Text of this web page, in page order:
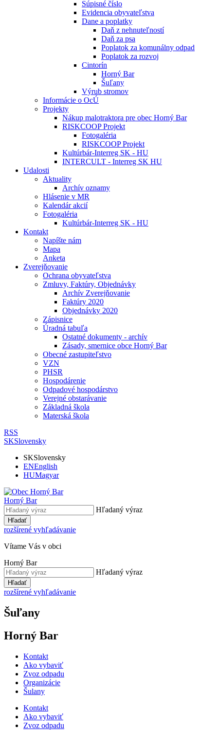
Súpisné číslo
Evidencia obyvateľstva
Dane a poplatky
Daň z nehnuteľností
Daň za psa
Poplatok za komunálny odpad
Poplatok za rozvoj
Cintorín
Horný Bar
Šuľany
Výrub stromov
Informácie o OcÚ
Projekty
Nákup malotraktora pre obec Horný Bar
RISKCOOP Projekt
Fotogaléria
RISKCOOP Projekt
Kultúrbár-Interreg SK - HU
INTERCULT - Interreg SK HU
Udalosti
Aktuality
Archív oznamy
Hlásenie v MR
Kalendár akcií
Fotogaléria
Kultúrbár-Interreg SK - HU
Kontakt
Napíšte nám
Mapa
Anketa
Zverejňovanie
Ochrana obyvateľstva
Zmluvy, Faktúry, Objednávky
Archív Zverejňovanie
Faktúry 2020
Objednávky 2020
Zápisnice
Úradná tabuľa
Ostatné dokumenty - archív
Zásady, smernice obce Horný Bar
Obecné zastupiteľstvo
VZN
PHSR
Hospodárenie
Odpadové hospodárstvo
Verejné obstarávanie
Základná škola
Materská škola
RSS
SKSlovensky
SKSlovensky
ENEnglish
HUMagyar
Horný Bar
Hľadaný výraz
Hľadať
rozšírené vyhľadávanie
Vítame Vás v obci
Horný Bar
Hľadaný výraz
Hľadať
rozšírené vyhľadávanie
Šuľany
Horný Bar
Kontakt
Ako vybaviť
Zvoz odpadu
Organizácie
Šulany
Kontakt
Ako vybaviť
Zvoz odpadu